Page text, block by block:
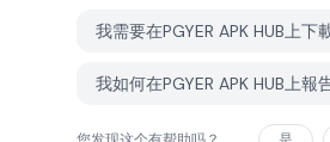
我需要在PGYER APK HUB上
我如何在PGYER APK HUB上